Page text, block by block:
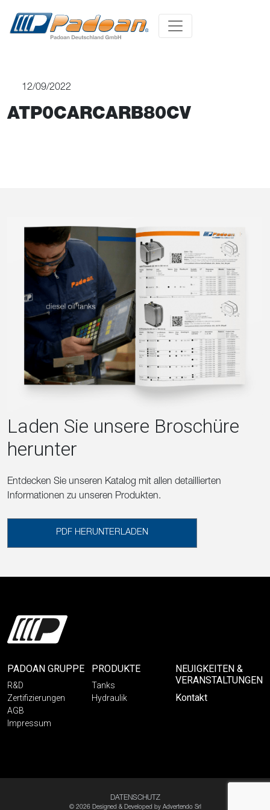
12/09/2022
ATP0CARCARB80CV
Laden Sie unsere Broschüre
herunter
Entdecken Sie unseren Katalog mit allen detaillierten
Informationen zu unseren Produkten.
PDF HERUNTERLADEN
PADOAN GRUPPE
R&D
Zertifizierungen
AGB
Impressum
PRODUKTE
Tanks
Hydraulik
NEUIGKEITEN &
VERANSTALTUNGEN
Kontakt
DATENSCHUTZ
© 2026 Designed & Developed by Advertendo Srl